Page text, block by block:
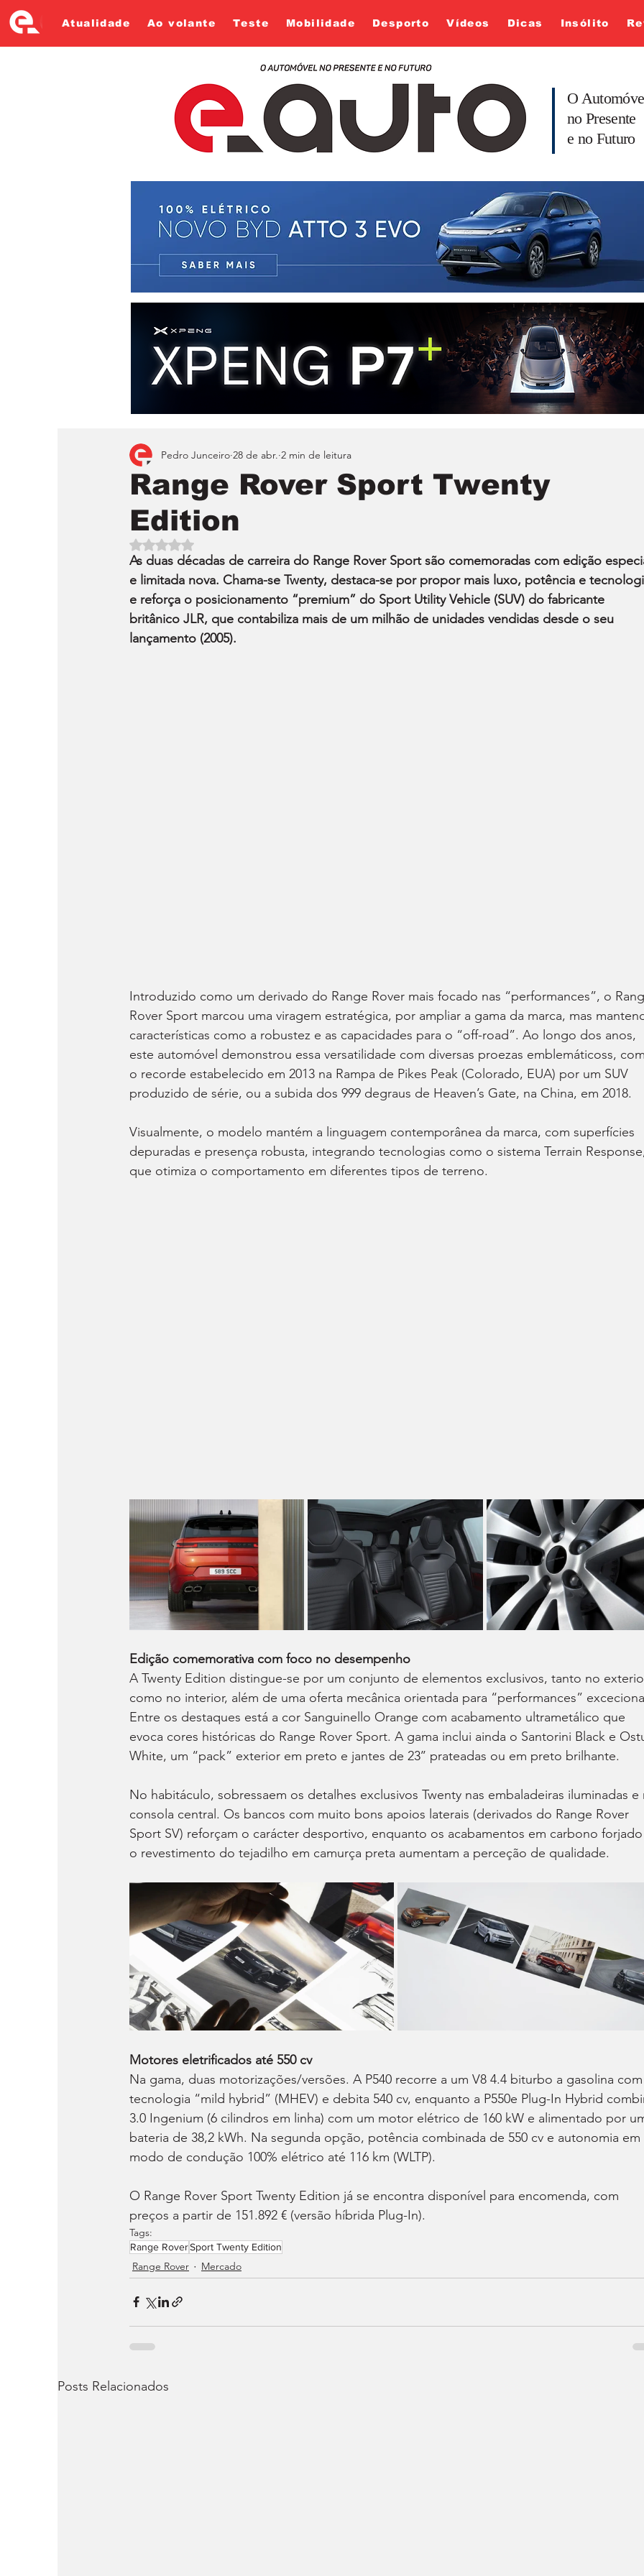
Atualidade Ao volante Teste Mobilidade Desporto Vídeos Dicas Insólito
O
no Presente
e no Futuro
Range Rover Sport Twenty
Edition
Pedro Junceiro 28 de abr. 2 min de leitura
Avaliado com NaN de 5 estrelas.
As duas décadas de carreira do Range Rover Sport são comemoradas com edição
e limitada nova. Chama-se Twenty, destaca-se por propor mais luxo, potência e
e reforça o posicionamento “premium” do Sport Utility Vehicle (SUV) do fabricante
britânico JLR, que contabiliza mais de um milhão de unidades vendidas desde o seu
lançamento (2005).
Introduzido como um derivado do Range Rover mais focado nas “performances”, o
Rover Sport marcou uma viragem estratégica, por ampliar a gama da marca, mas
características como a robustez e as capacidades para o “off-road”. Ao longo dos anos,
este automóvel demonstrou essa versatilidade com diversas proezas emblemáticoss,
o recorde estabelecido em 2013 na Rampa de Pikes Peak (Colorado, EUA) por um SUV
produzido de série, ou a subida dos 999 degraus de Heaven’s Gate, na China, em 2018.
Visualmente, o modelo mantém a linguagem contemporânea da marca, com superfícies
depuradas e presença robusta, integrando tecnologias como o sistema Terrain
que otimiza o comportamento em diferentes tipos de terreno.
Edição comemorativa com foco no desempenho
A Twenty Edition distingue-se por um conjunto de elementos exclusivos, tanto no
como no interior, além de uma oferta mecânica orientada para “performances”
Entre os destaques está a cor Sanguinello Orange com acabamento ultrametálico que
evoca cores históricas do Range Rover Sport. A gama inclui ainda o Santorini Black e
White, um “pack” exterior em preto e jantes de 23’’ prateadas ou em preto brilhante.
No habitáculo, sobressaem os detalhes exclusivos Twenty nas embaladeiras iluminadas e
consola central. Os bancos com muito bons apoios laterais (derivados do Range Rover
Sport SV) reforçam o carácter desportivo, enquanto os acabamentos em carbono
o revestimento do tejadilho em camurça preta aumentam a perceção de qualidade.
Motores eletrificados até 550 cv
Na gama, duas motorizações/versões. A P540 recorre a um V8 4.4 biturbo a gasolina com
tecnologia “mild hybrid” (MHEV) e debita 540 cv, enquanto a P550e Plug-In Hybrid
3.0 Ingenium (6 cilindros em linha) com um motor elétrico de 160 kW e alimentado por
bateria de 38,2 kWh. Na segunda opção, potência combinada de 550 cv e autonomia em
modo de condução 100% elétrico até 116 km (WLTP).
O Range Rover Sport Twenty Edition já se encontra disponível para encomenda, com
preços a partir de 151.892 € (versão híbrida Plug-In).
Tags:
Range RoverSport Twenty Edition
Range Rover Mercado
Posts Relacionados